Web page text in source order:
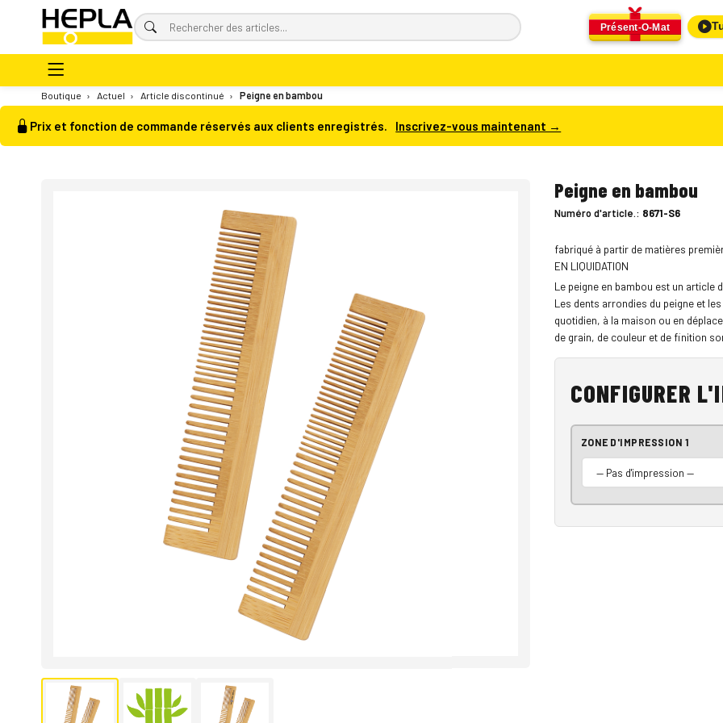
Présent-O-Mat
Boutique › Actuel › Article discontinué › Peigne en bambou
Prix et fonction de commande réservés aux clients enregistrés. Inscrivez-vous maintenant →
Peigne en bambou
Numéro d'article.: 8671-S6
fabriqué à partir de matières
EN LIQUIDATION
Le peigne en bambou est un article
Les dents arrondies du peigne et
quotidien, à la maison ou en
de grain, de couleur et de finition
CONFIGURER
ZONE D'IMPRESSION 1